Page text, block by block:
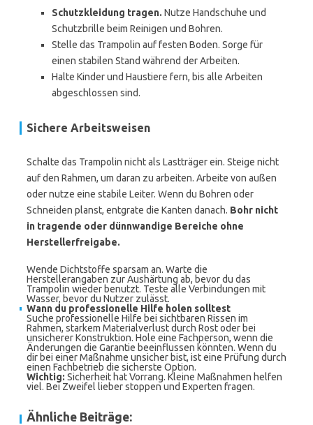
Schutzkleidung tragen. Nutze Handschuhe und
Schutzbrille beim Reinigen und Bohren.
Stelle das Trampolin auf festen Boden. Sorge für
einen stabilen Stand während der Arbeiten.
Halte Kinder und Haustiere fern, bis alle Arbeiten
abgeschlossen sind.
Sichere Arbeitsweisen
Schalte das Trampolin nicht als Lastträger ein. Steige nicht
auf den Rahmen, um daran zu arbeiten. Arbeite von außen
oder nutze eine stabile Leiter. Wenn du Bohren oder
Schneiden planst, entgrate die Kanten danach. Bohr nicht
in tragende oder dünnwandige Bereiche ohne
Herstellerfreigabe.
Wende Dichtstoffe sparsam an. Warte die
Herstellerangaben zur Aushärtung ab, bevor du das
Trampolin wieder benutzt. Teste alle Verbindungen mit
Wasser, bevor du Nutzer zulässt.
Wann du professionelle Hilfe holen solltest
Suche professionelle Hilfe bei sichtbaren Rissen im
Rahmen, starkem Materialverlust durch Rost oder bei
unsicherer Konstruktion. Hole eine Fachperson, wenn die
Änderungen die Garantie beeinflussen könnten. Wenn du
dir bei einer Maßnahme unsicher bist, ist eine Prüfung durch
einen Fachbetrieb die sicherste Option.
Wichtig: Sicherheit hat Vorrang. Kleine Maßnahmen helfen
viel. Bei Zweifel lieber stoppen und Experten fragen.
Ähnliche Beiträge: